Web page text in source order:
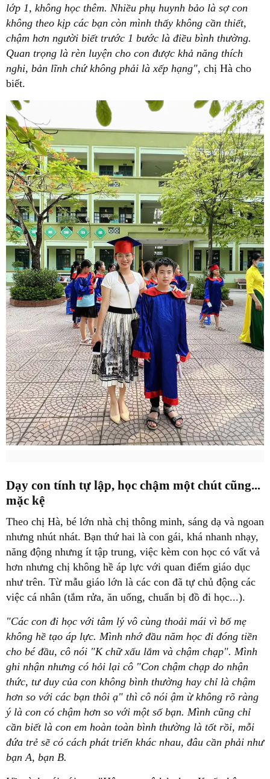
lớp 1, không học thêm. Nhiều phụ huynh bảo là sợ con
không theo kịp các bạn còn mình thấy không cần thiết,
chậm hơn người biết trước 1 bước là điều bình thường.
Quan trọng là rèn luyện cho con được khả năng thích
nghi, bản lĩnh chứ không phải là xếp hạng", chị Hà cho
biết.
Dạy con tính tự lập, học chậm một chút cũng...
mặc kệ
Theo chị Hà, bé lớn nhà chị thông minh, sáng dạ và ngoan
nhưng nhút nhát. Bạn thứ hai là con gái, khá nhanh nhạy,
năng động nhưng ít tập trung, việc kèm con học có vất vả
hơn nhưng chị không hề áp lực với quan điểm giáo dục
như trên. Từ mẫu giáo lớn là các con đã tự chủ động các
việc cá nhân (tắm rửa, ăn uống, chuẩn bị đồ đi học...).
"Các con đi học với tâm lý vô cùng thoải mái vì bố mẹ
không hề tạo áp lực. Mình nhớ đầu năm học đi đóng tiền
cho bé đầu, cô nói "K chữ xấu lắm và chậm chạp". Mình
ghi nhận nhưng có hỏi lại cô "Con chậm chạp do nhận
thức, tư duy của con không bình thường hay chỉ là chậm
hơn so với các bạn thôi ạ" thì cô nói ậm ừ không rõ ràng
ý là con có chậm hơn so với một số bạn. Mình cũng chỉ
cần biết là con em hoàn toàn bình thường là tốt rồi, mỗi
đứa trẻ sẽ có cách phát triển khác nhau, đâu cần phải như
bạn A, bạn B.